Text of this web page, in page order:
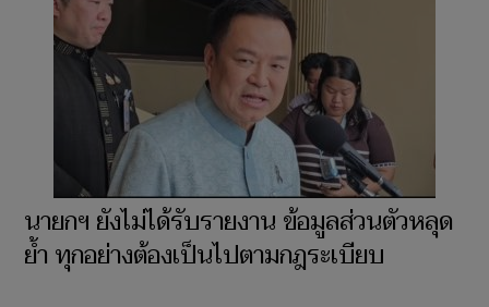
นายกฯ ยังไม่ได้รับรายงาน ข้อมูลส่วนตัวหลุด
ย้ำ ทุกอย่างต้องเป็นไปตามกฎระเบียบ